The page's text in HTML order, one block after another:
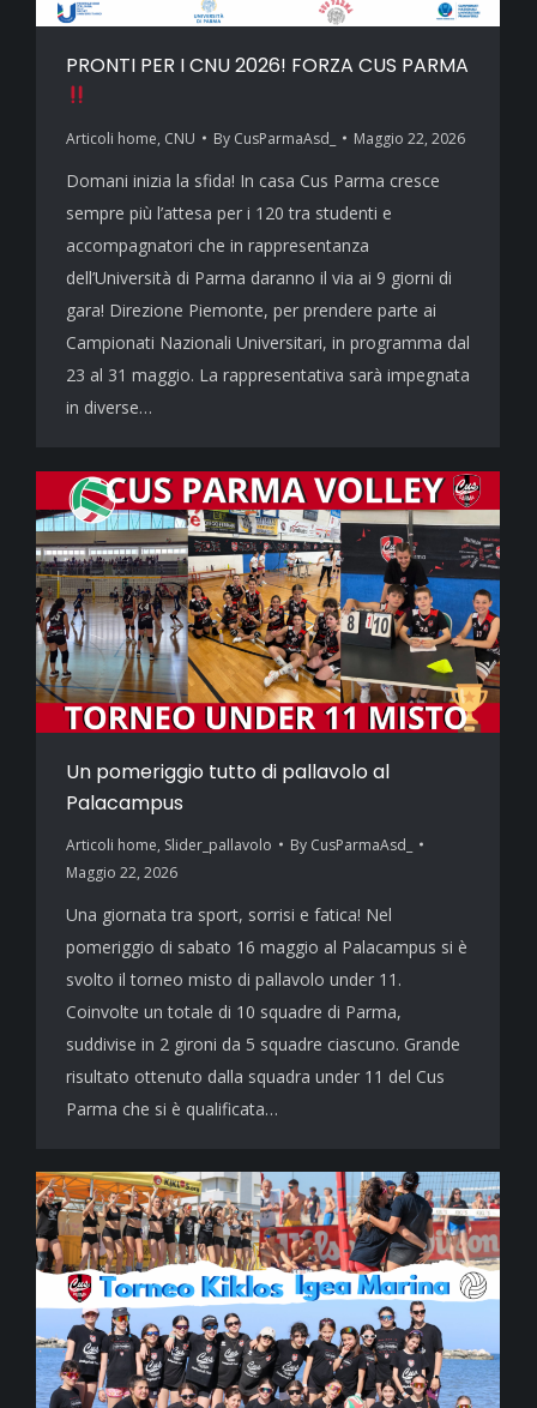
PRONTI PER I CNU 2026! FORZA CUS PARMA
Articoli home, CNU By CusParmaAsd_ Maggio 22, 2026
Domani inizia la sfida! In casa Cus Parma cresce
sempre più l’attesa per i 120 tra studenti e
accompagnatori che in rappresentanza
dell’Università di Parma daranno il via ai 9 giorni di
gara! Direzione Piemonte, per prendere parte ai
Campionati Nazionali Universitari, in programma dal
23 al 31 maggio. La rappresentativa sarà impegnata
in diverse…
Un pomeriggio tutto di pallavolo al
Palacampus
Articoli home, Slider_pallavolo By CusParmaAsd_
Maggio 22, 2026
Una giornata tra sport, sorrisi e fatica! Nel
pomeriggio di sabato 16 maggio al Palacampus si è
svolto il torneo misto di pallavolo under 11.
Coinvolte un totale di 10 squadre di Parma,
suddivise in 2 gironi da 5 squadre ciascuno. Grande
risultato ottenuto dalla squadra under 11 del Cus
Parma che si è qualificata…